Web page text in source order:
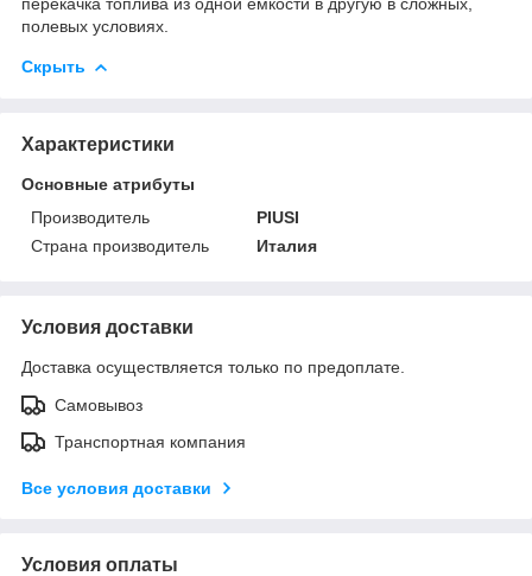
полевых условиях.
Скрыть
Характеристики
Основные атрибуты
Производитель
PIUSI
Страна производитель
Италия
Условия доставки
Доставка осуществляется только по предоплате.
Самовывоз
Транспортная компания
Все условия доставки
Условия оплаты